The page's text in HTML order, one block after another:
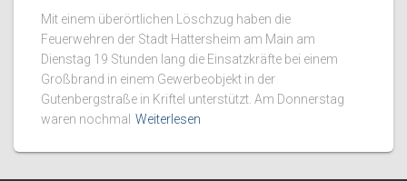
Mit einem überörtlichen Löschzug haben die
Feuerwehren der Stadt Hattersheim am Main am
Dienstag 19 Stunden lang die Einsatzkräfte bei einem
Großbrand in einem Gewerbeobjekt in der
Gutenbergstraße in Kriftel unterstützt. Am Donnerstag
waren nochmal Weiterlesen